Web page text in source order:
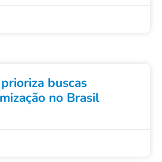
buscas
no Brasil